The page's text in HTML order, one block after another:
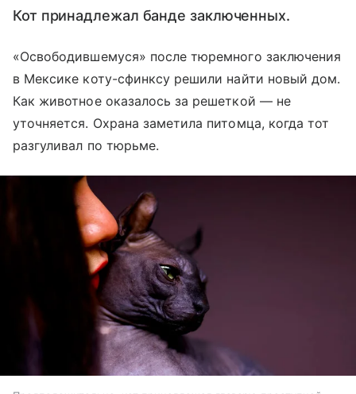
Кот принадлежал банде заключенных.
«Освободившемуся» после тюремного заключения
в Мексике коту-сфинксу решили найти новый дом.
Как животное оказалось за решеткой — не
уточняется. Охрана заметила питомца, когда тот
разгуливал по тюрьме.